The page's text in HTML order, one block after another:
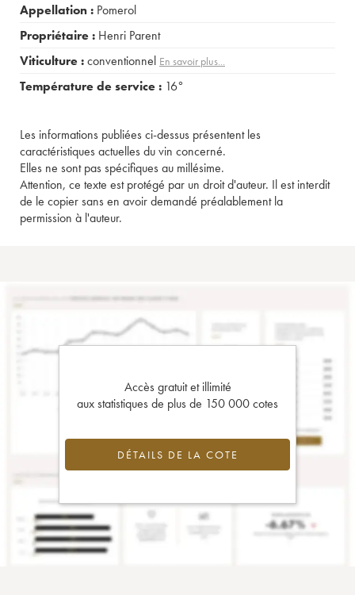
Appellation : Pomerol
Propriétaire : Henri Parent
Viticulture :conventionnel En savoir plus...
Température de service : 16°
Les informations publiées ci-dessus présentent les
caractéristiques actuelles du vin concerné.
Elles ne sont pas spécifiques au millésime.
Attention, ce texte est protégé par un droit d'auteur. Il est interdit
de le copier sans en avoir demandé préalablement la
permission à l'auteur.
Accès gratuit et illimité
aux statistiques de plus de 150 000 cotes
DÉTAILS DE LA COTE